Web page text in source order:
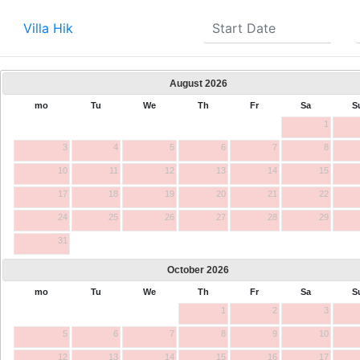
Villa Hik
August 2026
mo Tu We Th Fr Sa
1
3 4 5 6 7 8
10 11 12 13 14 15
17 18 19 20 21 22
24 25 26 27 28 29
31
October 2026
mo Tu We Th Fr Sa
1
2 3
5 6 7 8 9 10
12 13 14 15 16 17